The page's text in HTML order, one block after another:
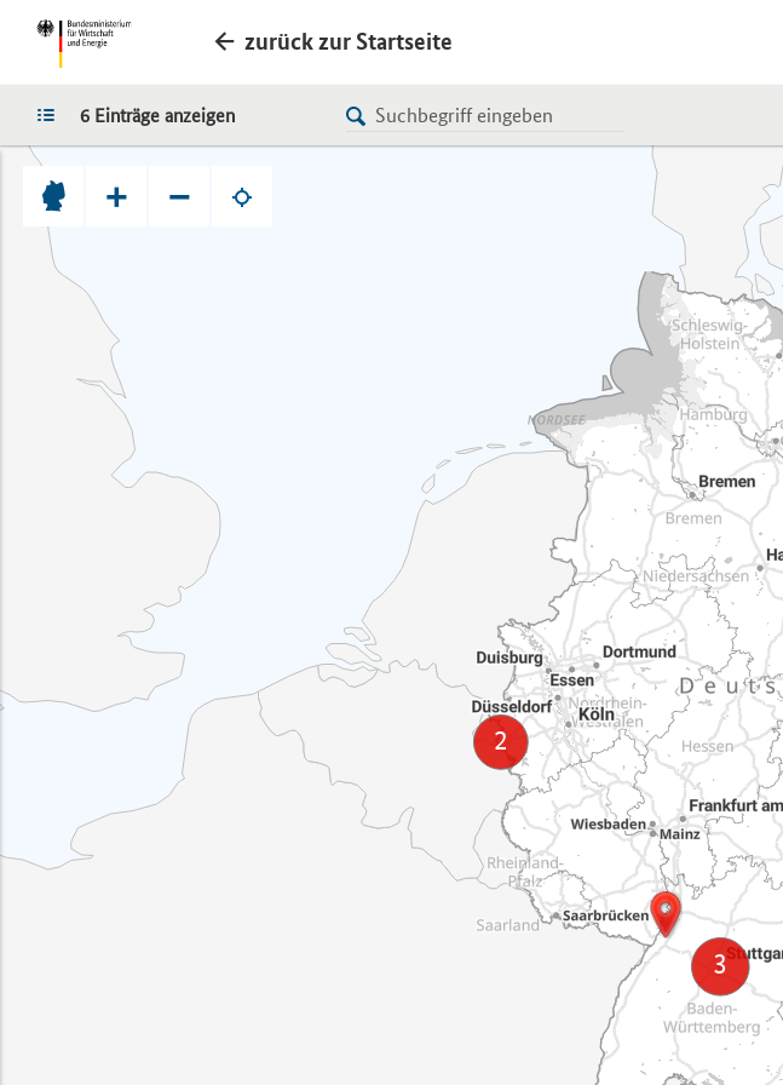
zurück zur Startseite
LISTE
6 Einträge anzeigen
+ −